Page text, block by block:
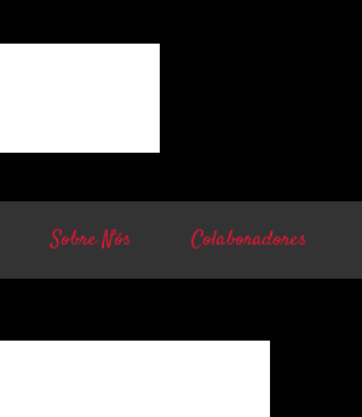
Sobre Nós Colaboradores